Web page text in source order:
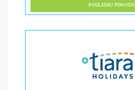
POGLEDAJ PONUDU